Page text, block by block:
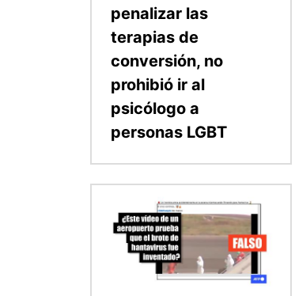
penalizar las
terapias de
conversión, no
prohibió ir al
psicólogo a
personas LGBT